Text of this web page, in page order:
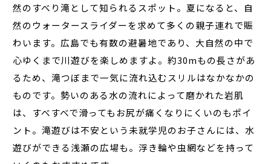
然のすべり滝として知られるスポット。夏になると、自
然のウォータースライダーを求めて多くの親子連れで賑
わいます。広島でも有数の避暑地であり、大自然の中で
心ゆくまで川遊びを楽しめますよ。約30mもの長さがあ
るため、滝つぼまで一気に流れ込むスリルはなかなかの
ものです。勢いのある水の流れによって磨かれた岩肌
は、すべすべで滑ってもお尻が痛くなりにくいのもポイ
ント。滝遊びは不安という未就学児のお子さんには、水
遊びができる浅瀬の広場も。浮き輪や虫網などを持って